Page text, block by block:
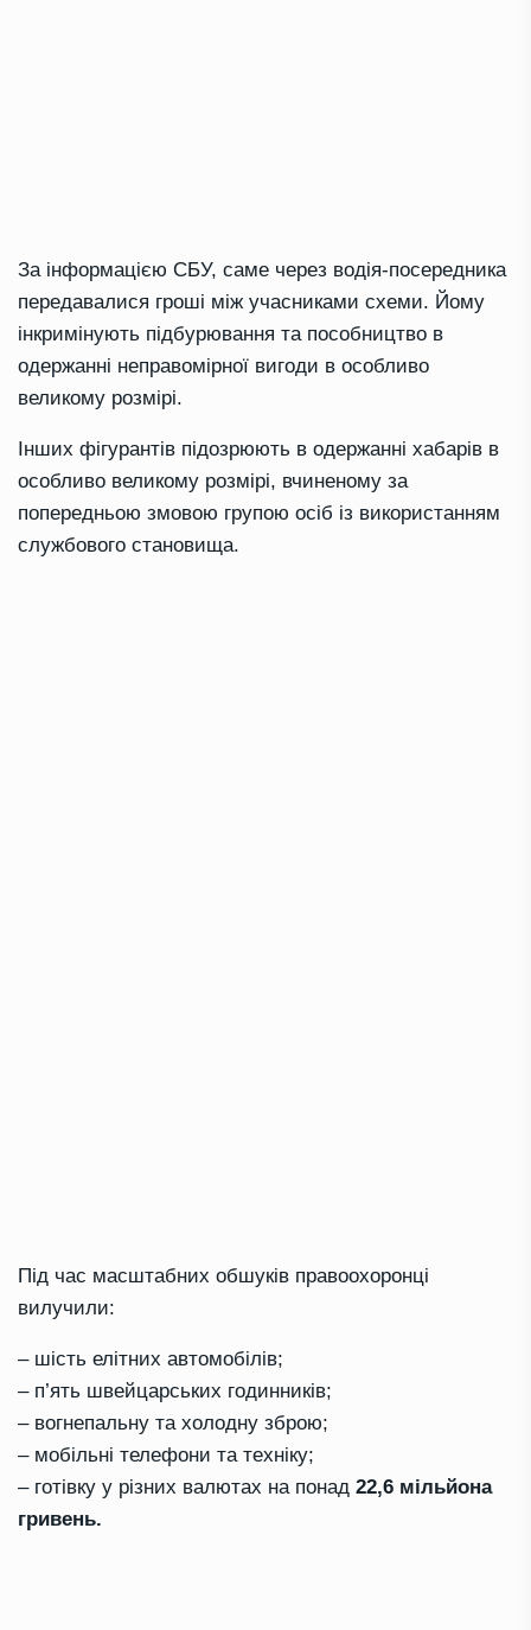
За інформацією СБУ, саме через водія-посередника
передавалися гроші між учасниками схеми. Йому
інкримінують підбурювання та пособництво в
одержанні неправомірної вигоди в особливо
великому розмірі.
Інших фігурантів підозрюють в одержанні хабарів в
особливо великому розмірі, вчиненому за
попередньою змовою групою осіб із використанням
службового становища.
Під час масштабних обшуків правоохоронці
вилучили:
– шість елітних автомобілів;
– п’ять швейцарських годинників;
– вогнепальну та холодну зброю;
– мобільні телефони та техніку;
– готівку у різних валютах на понад 22,6 мільйона
гривень.